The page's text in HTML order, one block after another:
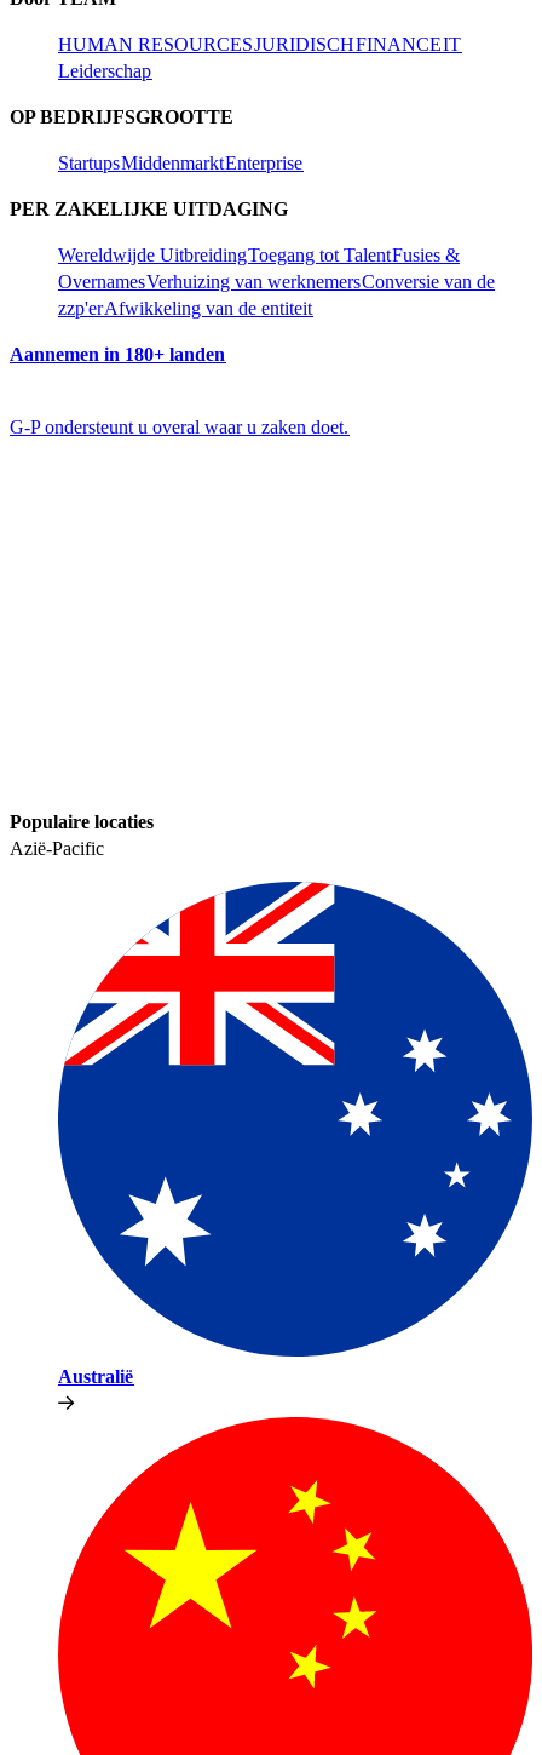
HUMAN RESOURCES​​JURIDISCH​​FINANCE​​IT​​
Leiderschap​​
OP BEDRIJFSGROOTTE​​
Startups​​Middenmarkt​​Enterprise​​
PER ZAKELIJKE UITDAGING​​
Wereldwijde Uitbreiding​​Toegang tot Talent​​Fusies &
Overnames​​Verhuizing van werknemers​​Conversie van de
zzp'er​​Afwikkeling van de entiteit​​
Aannemen in 180+ landen​​
G-P ondersteunt u overal waar u zaken doet.​​
Populaire locaties​​
Azië-Pacific​​
Australië​​